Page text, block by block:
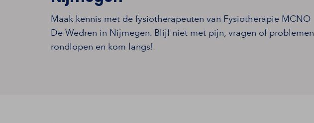
Maak kennis met de fysiotherapeuten van Fysiotherapie MCNO
De Wedren in Nijmegen. Blijf niet met pijn, vragen of problemen
rondlopen en kom langs!